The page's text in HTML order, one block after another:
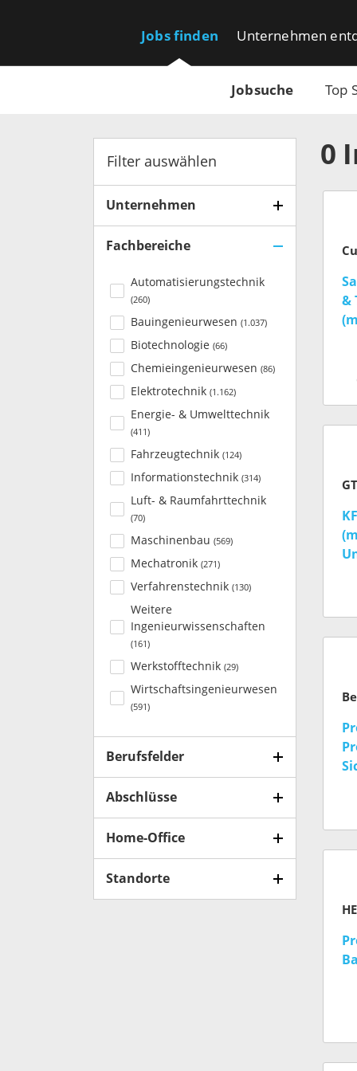
Jobs finden
Jobsuche Top
Unternehmen
Filter auswählen
Unternehmen
Fachbereiche
Automatisierungstechnik
(260)
Bauingenieurwesen (1.037)
Biotechnologie (66)
Chemieingenieurwesen (86)
Elektrotechnik (1.162)
Energie- & Umwelttechnik
(411 )
Fahrzeugtechnik (124)
Informationstechnik (314)
Luft- & Raumfahrttechnik
(70)
Maschinenbau (569)
Mechatronik (271 )
Verfahrenstechnik (130)
Weitere
Ingenieurwissenschaften
(161 )
Werkstofftechnik (29)
Wirtschaftsingenieurwesen
(591 )
Berufsfelder
Abschlüsse
Home-Office
Standorte
0
&